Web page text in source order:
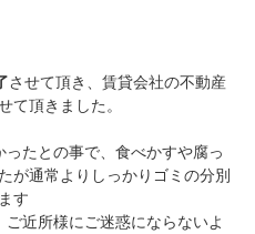
させて頂き、賃貸会社の不動産
て頂きました。
たとの事で、食べかすや腐っ
が通常よりしっかりゴミの分別
す
近所様にご迷惑にならないよ